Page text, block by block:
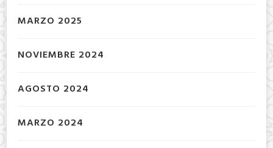
MARZO 2025
NOVIEMBRE 2024
AGOSTO 2024
MARZO 2024